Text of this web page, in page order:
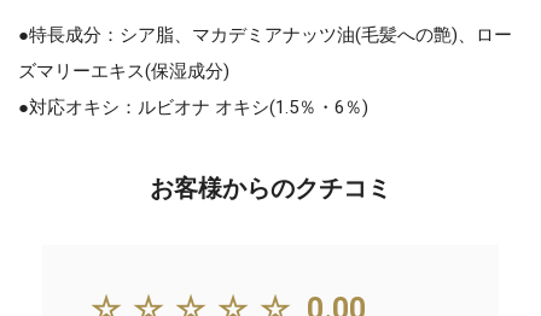
●特長成分：シア脂、マカデミアナッツ油(毛髪への艶)、ロー
ズマリーエキス(保湿成分)
●対応オキシ：ルビオナ オキシ(1.5％・6％)
お客様からのクチコミ
☆☆☆☆☆ 0.00